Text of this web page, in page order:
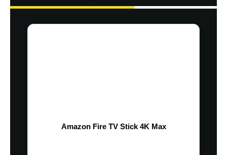
Amazon Fire TV Stick 4K Max